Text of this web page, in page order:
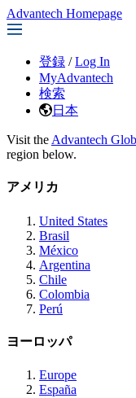
Advantech Homepage
登録 / Log In
MyAdvantech
検索
日本
Visit the Advantech
region below.
アメリカ
United States
Brasil
México
Argentina
Chile
Colombia
Perú
ヨーロッパ
Europe
España